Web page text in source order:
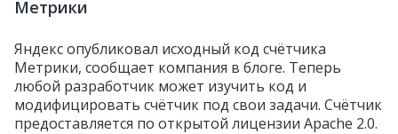
Метрики
Яндекс опубликовал исходный код счётчика
Метрики, сообщает компания в блоге. Теперь
любой разработчик может изучить код и
модифицировать счётчик под свои задачи. Счётчик
предоставляется по открытой лицензии Apache 2.0.